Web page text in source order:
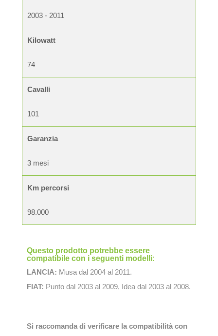
2003 - 2011
Kilowatt
74
Cavalli
101
Garanzia
3 mesi
Km percorsi
98.000
Questo prodotto potrebbe essere
compatibile con i seguenti modelli:
LANCIA: Musa dal 2004 al 2011.
FIAT: Punto dal 2003 al 2009, Idea dal 2003 al 2008.
Si raccomanda di verificare la compatibilità con